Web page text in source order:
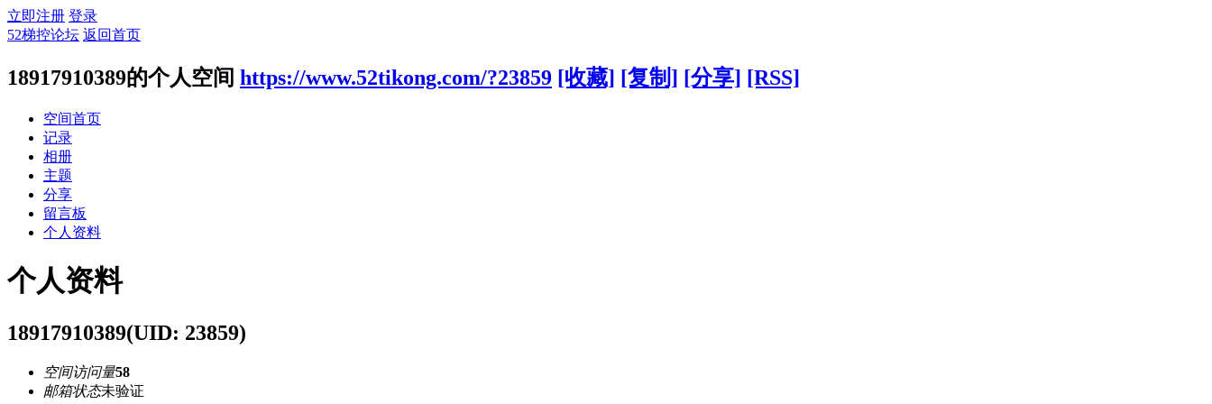
立即注册 登录
52梯控论坛 返回首页
18917910389的个人空间 https://www.52tikong.com/?23859 [收藏] [复制] [分享] [RSS]
空间首页
记录
相册
主题
分享
留言板
个人资料
个人资料
18917910389(UID: 23859)
空间访问量58
邮箱状态未验证